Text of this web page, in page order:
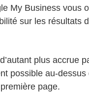
My Business vous
sur les résultats
plus accrue
possible au-
page.